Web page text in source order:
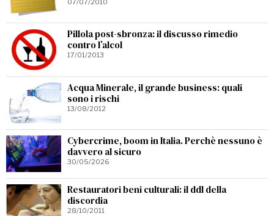
07/07/2010
Pillola post-sbronza: il discusso rimedio
contro l’alcol
17/01/2013
Acqua Minerale, il grande business: quali
sono i rischi
13/08/2012
Cybercrime, boom in Italia. Perchè nessuno è
davvero al sicuro
30/05/2026
Restauratori beni culturali: il ddl della
discordia
28/10/2011